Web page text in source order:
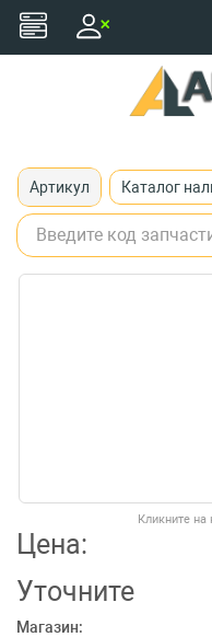
Артикул Каталог
Кликните на
Цена:
Уточните
Магазин: